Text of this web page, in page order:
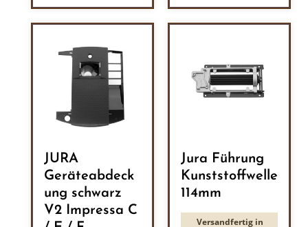
JURA
Geräteabdeck
ung schwarz
V2 Impressa C
Jura Führung
Kunststoffwelle
114mm
Versandfertig in